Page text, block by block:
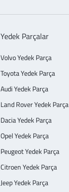
Yedek Parçalar
Volvo Yedek Parça
Toyota Yedek Parça
Audi Yedek Parça
Land Rover Yedek Parça
Dacia Yedek Parça
Opel Yedek Parça
Peugeot Yedek Parça
Citroen Yedek Parça
Jeep Yedek Parça